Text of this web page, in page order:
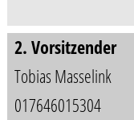
2. Vorsitzender
Tobias Masselink
017646015304